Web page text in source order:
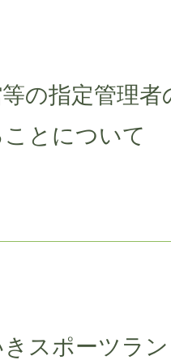
の指定管理
とについて
スポーツラ